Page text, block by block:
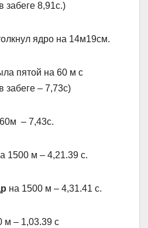
забеге 8,91с.)
ядро на 14м19см.
пятой на 60 м с
забеге – 7,73с)
– 7,43с.
1500 м – 4,21.39 с.
на 1500 м – 4,31.41 с.
м – 1,03.39 с